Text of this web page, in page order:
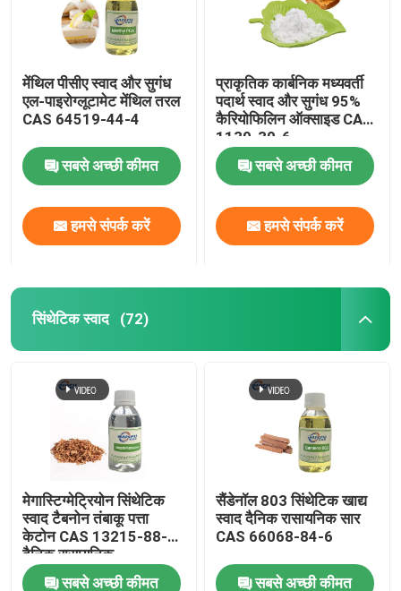
मेंथिल पीसीए स्वाद और सुगंध
एल-पाइरोग्लूटामेट मेंथिल तरल
CAS 64519-44-4
सबसे अच्छी कीमत
हमसे संपर्क करें
प्राकृतिक कार्बनिक मध्यवर्ती
पदार्थ स्वाद और सुगंध 95%
कैरियोफिलिन ऑक्साइड CAS
1139-30-6
सबसे अच्छी कीमत
हमसे संपर्क करें
सिंथेटिक स्वाद (72)
मेगास्टिग्मेट्रियोन सिंथेटिक
स्वाद टैबनोन तंबाकू पत्ता
केटोन CAS 13215-88-8
दैनिक रासायनिक
सबसे अच्छी कीमत
सैंडेनॉल 803 सिंथेटिक खाद्य
स्वाद दैनिक रासायनिक सार
CAS 66068-84-6
सबसे अच्छी कीमत